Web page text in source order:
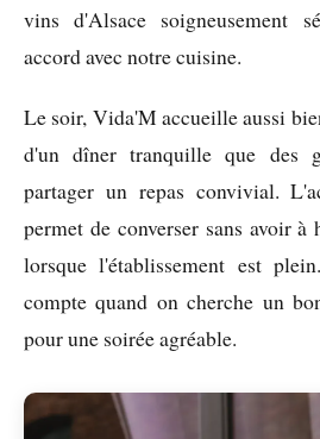
vins d'Alsace soigneusement
accord avec notre cuisine.
Le soir, Vida'M accueille aussi
d'un dîner tranquille que des
partager un repas convivial.
permet de converser sans avoir à
lorsque l'établissement est
compte quand on cherche un
pour une soirée agréable.